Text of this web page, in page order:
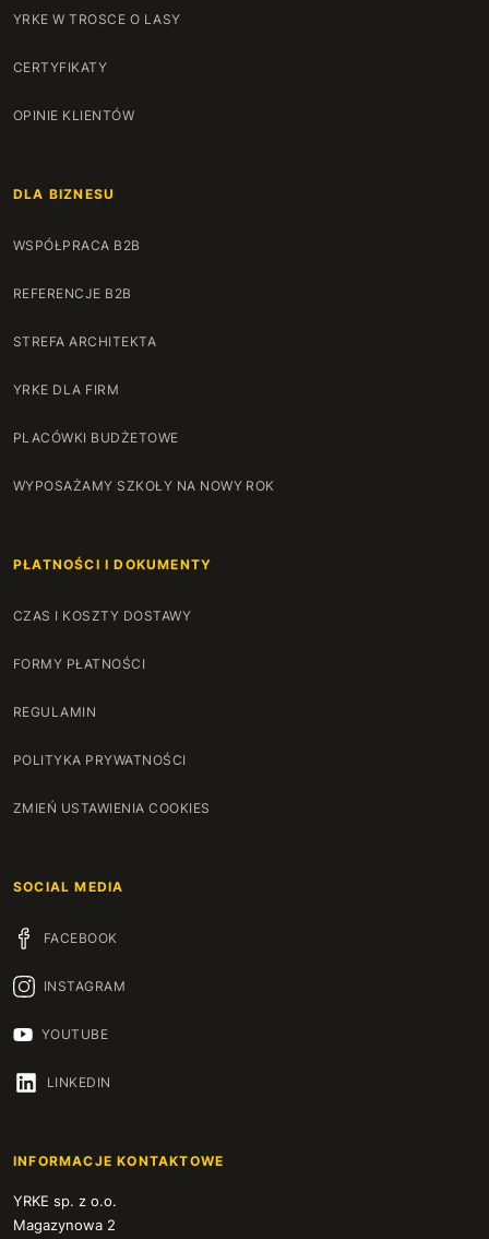
YRKE W TROSCE O LASY
CERTYFIKATY
OPINIE KLIENTÓW
DLA BIZNESU
WSPÓŁPRACA B2B
REFERENCJE B2B
STREFA ARCHITEKTA
YRKE DLA FIRM
PLACÓWKI BUDŻETOWE
WYPOSAŻAMY SZKOŁY NA NOWY ROK
PŁATNOŚCI I DOKUMENTY
CZAS I KOSZTY DOSTAWY
FORMY PŁATNOŚCI
REGULAMIN
POLITYKA PRYWATNOŚCI
ZMIEŃ USTAWIENIA COOKIES
SOCIAL MEDIA
FACEBOOK
INSTAGRAM
YOUTUBE
LINKEDIN
INFORMACJE KONTAKTOWE
YRKE sp. z o.o.
Magazynowa 2